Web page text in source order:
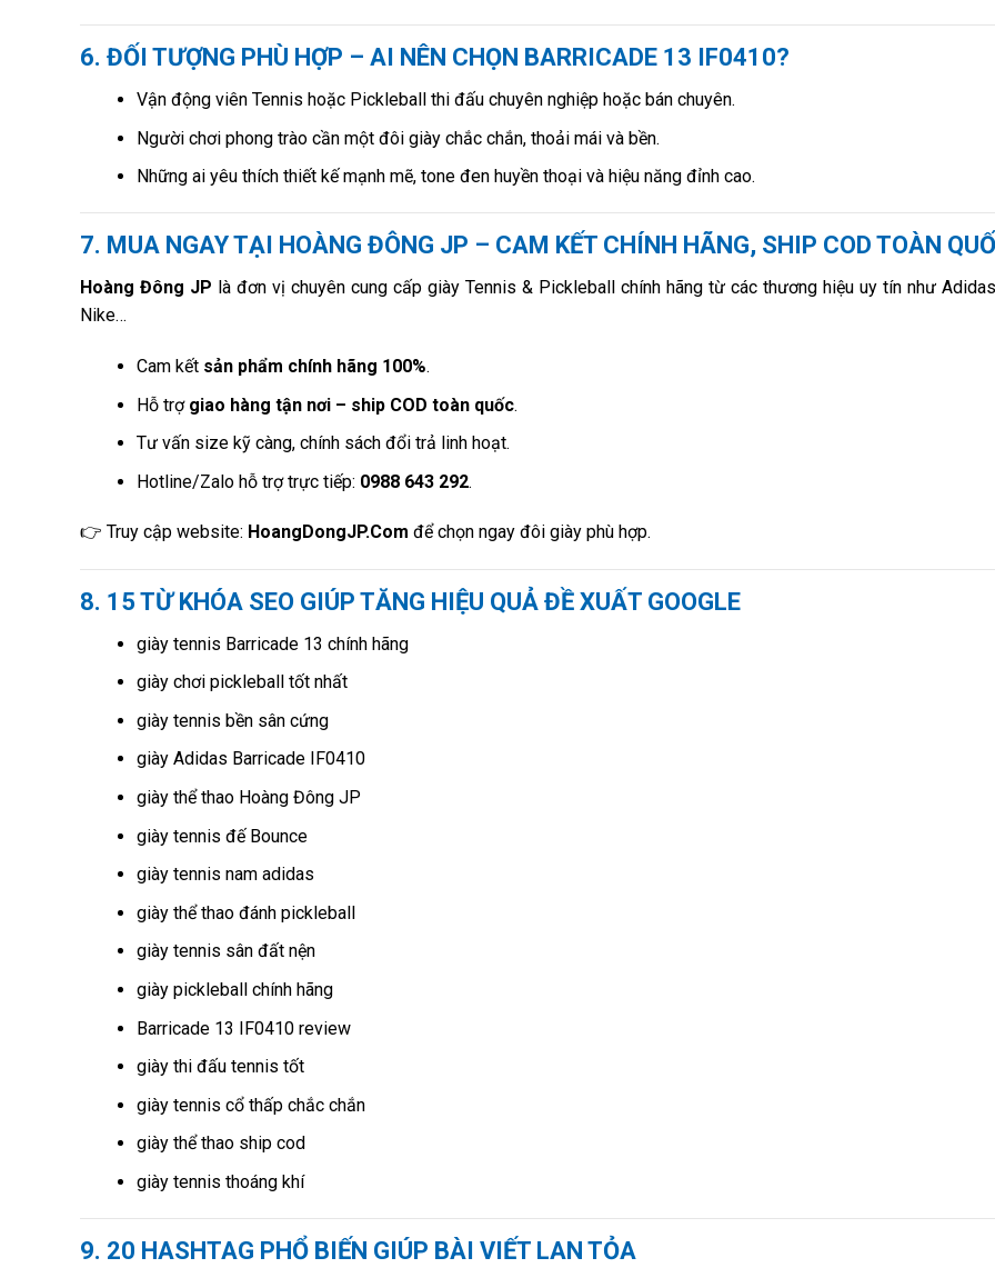
6. ĐỐI TƯỢNG PHÙ HỢP – AI NÊN CHỌN BARRICADE 13 IF0410?
Vận động viên Tennis hoặc Pickleball thi đấu chuyên nghiệp hoặc bán chuyên.
Người chơi phong trào cần một đôi giày chắc chắn, thoải mái và bền.
Những ai yêu thích thiết kế mạnh mẽ, tone đen huyền thoại và hiệu năng đỉnh cao.
7. MUA NGAY TẠI HOÀNG ĐÔNG JP – CAM KẾT CHÍNH HÃNG, SHIP COD TOÀN
Hoàng Đông JP là đơn vị chuyên cung cấp giày Tennis & Pickleball chính hãng từ các thương hiệu uy tín như
Nike…
Cam kết sản phẩm chính hãng 100%.
Hỗ trợ giao hàng tận nơi – ship COD toàn quốc.
Tư vấn size kỹ càng, chính sách đổi trả linh hoạt.
Hotline/Zalo hỗ trợ trực tiếp: 0988 643 292.
👉 Truy cập website: HoangDongJP.Com để chọn ngay đôi giày phù hợp.
8. 15 TỪ KHÓA SEO GIÚP TĂNG HIỆU QUẢ ĐỀ XUẤT GOOGLE
giày tennis Barricade 13 chính hãng
giày chơi pickleball tốt nhất
giày tennis bền sân cứng
giày Adidas Barricade IF0410
giày thể thao Hoàng Đông JP
giày tennis đế Bounce
giày tennis nam adidas
giày thể thao đánh pickleball
giày tennis sân đất nện
giày pickleball chính hãng
Barricade 13 IF0410 review
giày thi đấu tennis tốt
giày tennis cổ thấp chắc chắn
giày thể thao ship cod
giày tennis thoáng khí
9. 20 HASHTAG PHỔ BIẾN GIÚP BÀI VIẾT LAN TỎA